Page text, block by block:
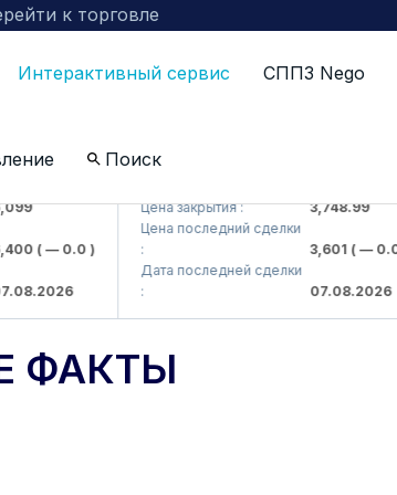
к торговле
Интерактивный сервис СППЗ Nego
Поиск
( — 0.0 )
Цена закрытия :
3,748.99
Цена последний сделки
3,601( — 0.0 )
Дата последней сделки
07.08.2026
ФАКТЫ